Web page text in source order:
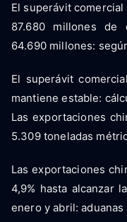
El superávit
87.680 millones de
64.690 millones:
El superávit
mantiene estable:
Las exportaciones
5.309 toneladas
Las exportaciones
4,9% hasta alcanzar
enero y abril: aduanas